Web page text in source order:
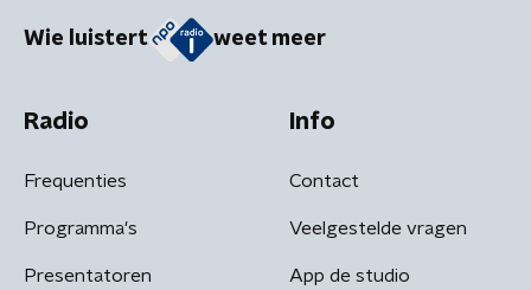
Wie luistert weet meer
Radio
Frequenties
Programma's
Presentatoren
Info
Contact
Veelgestelde vragen
App de studio